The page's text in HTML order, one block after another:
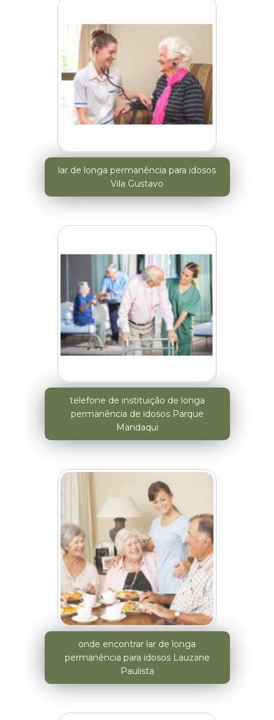
lar de longa permanência para idosos
Vila Gustavo
telefone de instituição de longa
permanência de idosos Parque
Mandaqui
onde encontrar lar de longa
permanência para idosos Lauzane
Paulista